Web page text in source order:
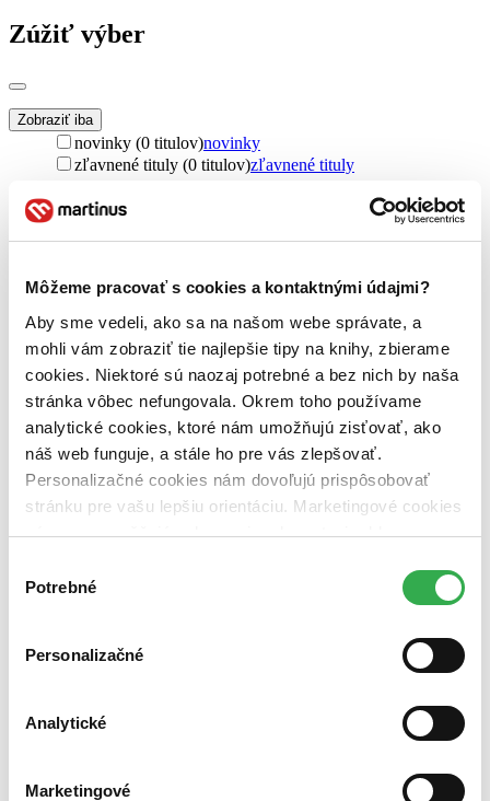
Môžeme pracovať s cookies a kontaktnými údajmi?
Aby sme vedeli, ako sa na našom webe správate, a
mohli vám zobraziť tie najlepšie tipy na knihy, zbierame
cookies. Niektoré sú naozaj potrebné a bez nich by naša
stránka vôbec nefungovala. Okrem toho používame
analytické cookies, ktoré nám umožňujú zisťovať, ako
náš web funguje, a stále ho pre vás zlepšovať.
Personalizačné cookies nám dovoľujú prispôsobovať
stránku pre vašu lepšiu orientáciu. Marketingové cookies
nám zas umožňujú zobrazenie relevantnej reklamy.
nám pomohlo, keby sme mohli používať všetky tieto
súhlasu
Potrebné
Personalizačné
Analytické
Marketingové
Zúžiť výber
Zobraziť iba
novinky (0 titulov)novinky
zľavnené tituly (0 titulov)zľavnené tituly
Dostupnosť
na centrálnom sklade
dostupná (bez vypredaných) (0 titulov)dostupná (bez
vypredaných)
Nové / čítané
nová (0 titulov)nová
čítaná (0 titulov)čítaná
čítaná - výborný stav (0 titulov)
čítaná - výborný stav
čítaná - mierne opotrebovaná (0 titulov)
čítaná - mierne
opotrebovaná
čítané verzie vypredaných kníh (0 titulov)čítané verzie
vypredaných kníh
Zúžiť výber
Zoradiť
Novinky
Najvyššia zľava